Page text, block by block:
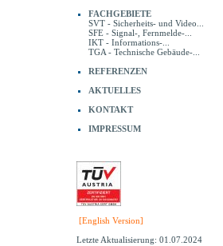
FACHGEBIETE
SVT - Sicherheits- und Video...
SFE - Signal-, Fernmelde-...
IKT - Informations-...
TGA - Technische Gebäude-...
REFERENZEN
AKTUELLES
KONTAKT
IMPRESSUM
[English Version]
Letzte Aktualisierung: 01.07.2024